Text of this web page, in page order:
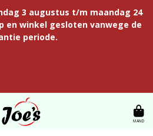
3 augustus t/m maandag 24
en winkel gesloten vanwege de
periode.
MAND